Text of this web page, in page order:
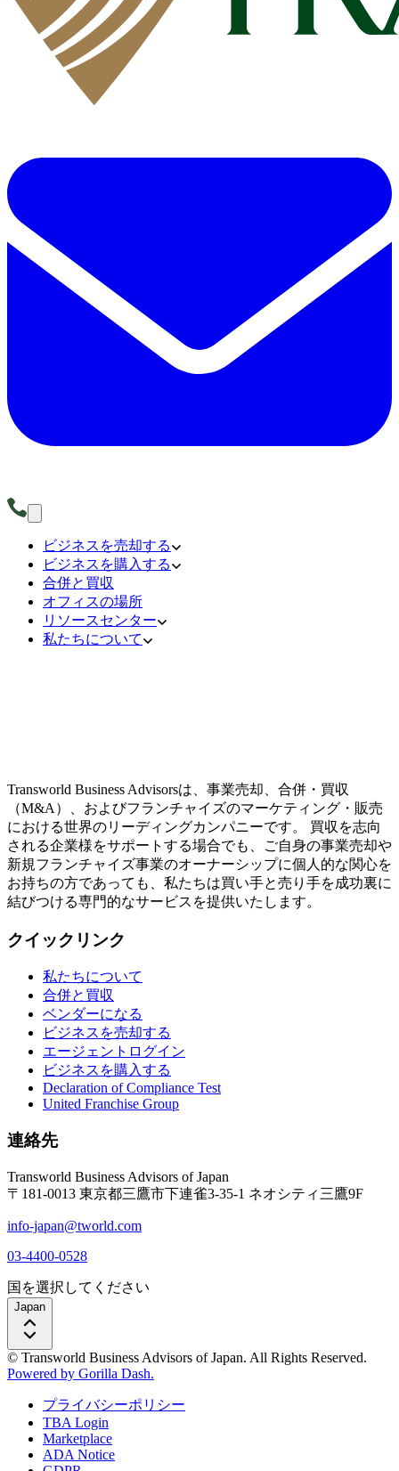
ビジネスを売却する
ビジネスを購入する
合併と買収
オフィスの場所
リソースセンター
私たちについて
Transworld Business Advisorsは、事業売却、合併・買収
（M&A）、およびフランチャイズのマーケティング・販売
における世界のリーディングカンパニーです。 買収を志向
される企業様をサポートする場合でも、ご自身の事業売却や
新規フランチャイズ事業のオーナーシップに個人的な関心を
お持ちの方であっても、私たちは買い手と売り手を成功裏に
結びつける専門的なサービスを提供いたします。
クイックリンク
私たちについて
合併と買収
ベンダーになる
ビジネスを売却する
エージェントログイン
ビジネスを購入する
Declaration of Compliance Test
United Franchise Group
連絡先
Transworld Business Advisors of Japan
〒181-0013 東京都三鷹市下連雀3-35-1 ネオシティ三鷹9F
info-japan@tworld.com
03-4400-0528
国を選択してください
Japan
© Transworld Business Advisors of Japan. All Rights Reserved.
Powered by Gorilla Dash.
プライバシーポリシー
TBA Login
Marketplace
ADA Notice